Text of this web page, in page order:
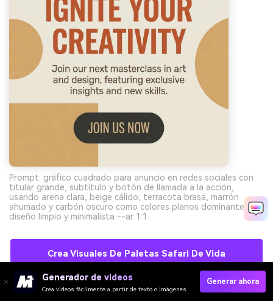
Prompt: gráfico cuadrado para anuncio en redes sociales con
titular grande, subtítulo y botón de llamada a la acción,
usando arena clara, beige cálido, terracota brasa, marrón
ahumado y carbón oscuro como colores planos dominantes,
diseño limpio y minimalista --ar 1:1
Crea Visuales De Paletas Safari De Vida
Generador de videos
Crea videos fácilmente a partir de texto o imágenes
Generar ahora